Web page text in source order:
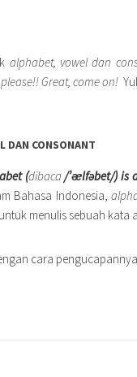
alphabet, vowel dan
Great, come on!
DAN CONSONANT
(dibaca/’ᴂlfəbet/) is
Bahasa Indonesia,
menulis sebuah kata
cara